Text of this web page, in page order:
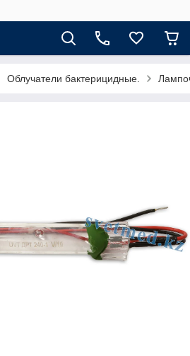
Облучатели бактерицидные.